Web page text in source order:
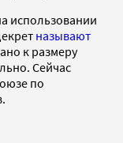
использовании
называют
к размеру
Сейчас
по